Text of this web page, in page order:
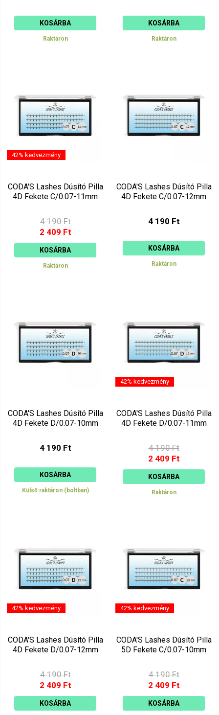
KOSÁRBA
Raktáron
KOSÁRBA
Raktáron
42% kedvezmény
CODA'S Lashes Dúsító Pilla
4D Fekete C/0.07-11mm
4 190 Ft
2 409 Ft
KOSÁRBA
Raktáron
CODA'S Lashes Dúsító Pilla
4D Fekete C/0.07-12mm
4 190 Ft
KOSÁRBA
Raktáron
CODA'S Lashes Dúsító Pilla
4D Fekete D/0.07-10mm
4 190 Ft
KOSÁRBA
Külső raktáron (boltban)
42% kedvezmény
CODA'S Lashes Dúsító Pilla
4D Fekete D/0.07-11mm
4 190 Ft
2 409 Ft
KOSÁRBA
Raktáron
42% kedvezmény
CODA'S Lashes Dúsító Pilla
4D Fekete D/0.07-12mm
4 190 Ft
2 409 Ft
KOSÁRBA
42% kedvezmény
CODA'S Lashes Dúsító Pilla
5D Fekete C/0.07-10mm
4 190 Ft
2 409 Ft
KOSÁRBA